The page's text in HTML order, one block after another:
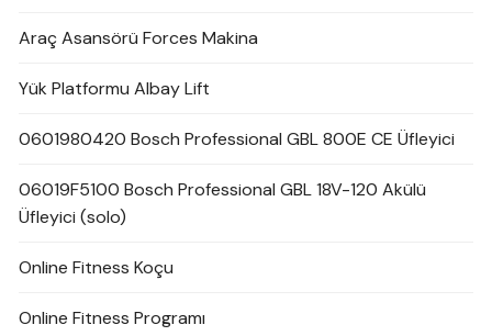
Araç Asansörü Forces Makina
Yük Platformu Albay Lift
0601980420 Bosch Professional GBL 800E CE Üfleyici
06019F5100 Bosch Professional GBL 18V-120 Akülü
Üfleyici (solo)
Online Fitness Koçu
Online Fitness Programı